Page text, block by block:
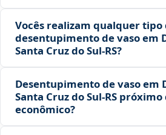
Vocês realizam qualquer tipo
desentupimento de vaso em
Santa Cruz do Sul‑RS?
Desentupimento de vaso em
Santa Cruz do Sul‑RS
econômico?